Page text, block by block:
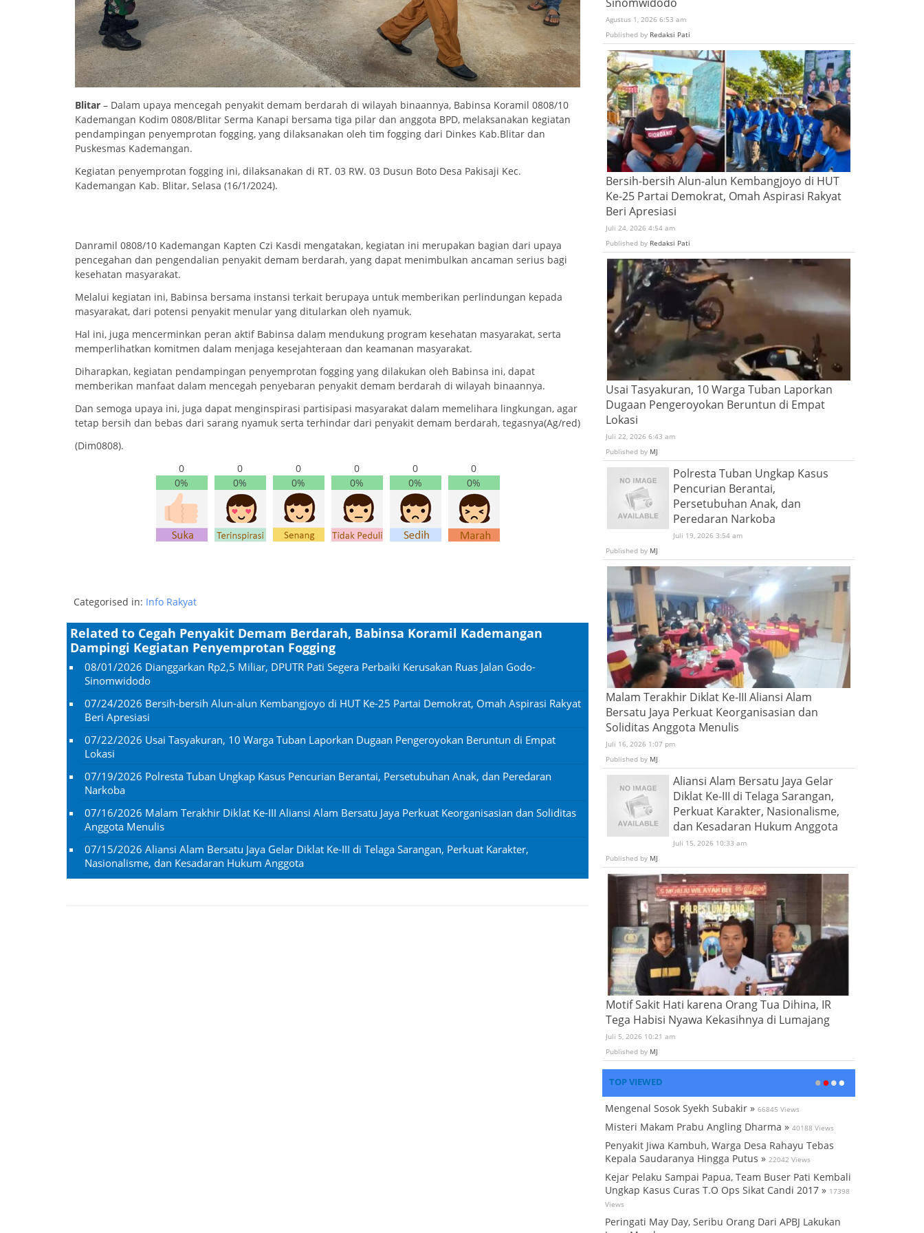
Blitar – Dalam upaya mencegah penyakit demam berdarah di wilayah binaannya, Babinsa Koramil 0808/10
Kademangan Kodim 0808/Blitar Serma Kanapi bersama tiga pilar dan anggota BPD, melaksanakan kegiatan
pendampingan penyemprotan fogging, yang dilaksanakan oleh tim fogging dari Dinkes Kab.Blitar dan
Puskesmas Kademangan.
Kegiatan penyemprotan fogging ini, dilaksanakan di RT. 03 RW. 03 Dusun Boto Desa Pakisaji Kec.
Kademangan Kab. Blitar, Selasa (16/1/2024).
Danramil 0808/10 Kademangan Kapten Czi Kasdi mengatakan, kegiatan ini merupakan bagian dari upaya
pencegahan dan pengendalian penyakit demam berdarah, yang dapat menimbulkan ancaman serius bagi
kesehatan masyarakat.
Melalui kegiatan ini, Babinsa bersama instansi terkait berupaya untuk memberikan perlindungan kepada
masyarakat, dari potensi penyakit menular yang ditularkan oleh nyamuk.
Hal ini, juga mencerminkan peran aktif Babinsa dalam mendukung program kesehatan masyarakat, serta
memperlihatkan komitmen dalam menjaga kesejahteraan dan keamanan masyarakat.
Diharapkan, kegiatan pendampingan penyemprotan fogging yang dilakukan oleh Babinsa ini, dapat
memberikan manfaat dalam mencegah penyebaran penyakit demam berdarah di wilayah binaannya.
Dan semoga upaya ini, juga dapat menginspirasi partisipasi masyarakat dalam memelihara lingkungan, agar
tetap bersih dan bebas dari sarang nyamuk serta terhindar dari penyakit demam berdarah, tegasnya(Ag/red)
(Dim0808).
0
0%
0
0%
0
0%
0
0%
0
0%
0
0%
Categorised in: Info Rakyat
Related to Cegah Penyakit Demam Berdarah, Babinsa Koramil Kademangan
Dampingi Kegiatan Penyemprotan Fogging
08/01/2026 Dianggarkan Rp2,5 Miliar, DPUTR Pati Segera Perbaiki Kerusakan Ruas Jalan Godo-
Sinomwidodo
07/24/2026 Bersih-bersih Alun-alun Kembangjoyo di HUT Ke-25 Partai Demokrat, Omah Aspirasi Rakyat
Beri Apresiasi
07/22/2026 Usai Tasyakuran, 10 Warga Tuban Laporkan Dugaan Pengeroyokan Beruntun di Empat
Lokasi
07/19/2026 Polresta Tuban Ungkap Kasus Pencurian Berantai, Persetubuhan Anak, dan Peredaran
Narkoba
07/16/2026 Malam Terakhir Diklat Ke-III Aliansi Alam Bersatu Jaya Perkuat Keorganisasian dan Soliditas
Anggota Menulis
07/15/2026 Aliansi Alam Bersatu Jaya Gelar Diklat Ke-III di Telaga Sarangan, Perkuat Karakter,
Nasionalisme, dan Kesadaran Hukum Anggota
Agustus 1, 2026 6:53 am
Published by Redaksi Pati
Bersih-bersih Alun-alun Kembangjoyo di HUT
Ke-25 Partai Demokrat, Omah Aspirasi Rakyat
Beri Apresiasi
Juli 24, 2026 4:54 am
Published by Redaksi Pati
Usai Tasyakuran, 10 Warga Tuban Laporkan
Dugaan Pengeroyokan Beruntun di Empat
Lokasi
Juli 22, 2026 6:43 am
Published by MJ
Polresta Tuban Ungkap Kasus
Pencurian Berantai,
Persetubuhan Anak, dan
Peredaran Narkoba
Juli 19, 2026 3:54 am
Published by MJ
Malam Terakhir Diklat Ke-III Aliansi Alam
Bersatu Jaya Perkuat Keorganisasian dan
Soliditas Anggota Menulis
Juli 16, 2026 1:07 pm
Published by MJ
Aliansi Alam Bersatu Jaya Gelar
Diklat Ke-III di Telaga Sarangan,
Perkuat Karakter, Nasionalisme,
dan Kesadaran Hukum Anggota
Juli 15, 2026 10:33 am
Published by MJ
Motif Sakit Hati karena Orang Tua Dihina, IR
Tega Habisi Nyawa Kekasihnya di Lumajang
Juli 5, 2026 10:21 am
Published by MJ
TOP VIEWED
Mengenal Sosok Syekh Subakir » 66845 Views
Misteri Makam Prabu Angling Dharma » 40188 Views
Penyakit Jiwa Kambuh, Warga Desa Rahayu Tebas
Kepala Saudaranya Hingga Putus » 22042 Views
Kejar Pelaku Sampai Papua, Team Buser Pati Kembali
Ungkap Kasus Curas T.O Ops Sikat Candi 2017 » 17398
Views
Peringati May Day, Seribu Orang Dari APBJ Lakukan